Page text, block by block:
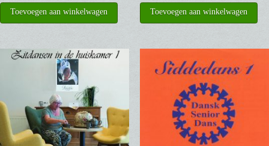
Toevoegen aan winkelwagen Toevoegen aan winkelwagen